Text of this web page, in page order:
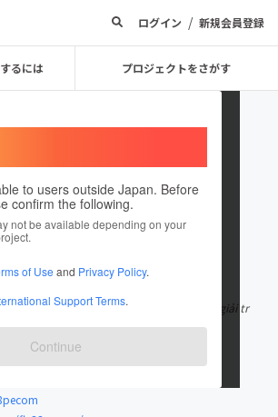
ログイン / 新規会員登録
るには プロジェクトをさがす
to users outside Japan. Before
confirm the following.
not be available depending on your
of Use and Privacy Policy.
Support Terms.
Continue
fly88pecom
tuyến hoạt động trong lĩnh vực cá cược và giải tr
っと見る